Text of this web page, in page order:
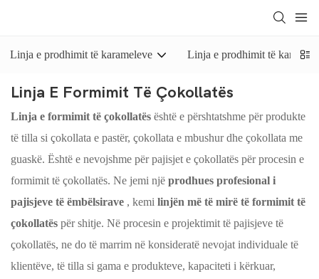
Linja e prodhimit të karameleve Linja e prodhimit të
Linja E Formimit Të Çokollatës
Linja e formimit të çokollatës është e përshtatshme për produkte
të tilla si çokollata e pastër, çokollata e mbushur dhe çokollata me
guaskë. Është e nevojshme për pajisjet e çokollatës për procesin e
formimit të çokollatës. Ne jemi një prodhues profesional i
pajisjeve të ëmbëlsirave , kemi linjën më të mirë të formimit të
çokollatës për shitje. Në procesin e projektimit të pajisjeve të
çokollatës, ne do të marrim në konsideratë nevojat individuale të
klientëve, të tilla si gama e produkteve, kapaciteti i kërkuar,